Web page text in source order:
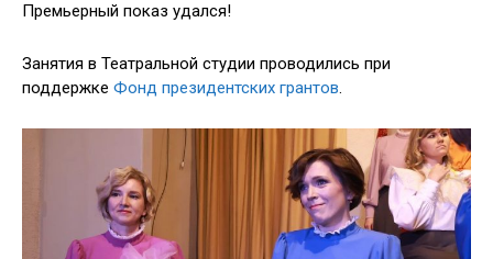
Премьерный показ удался!
Занятия в Театральной студии проводились при
поддержке Фонд президентских грантов.